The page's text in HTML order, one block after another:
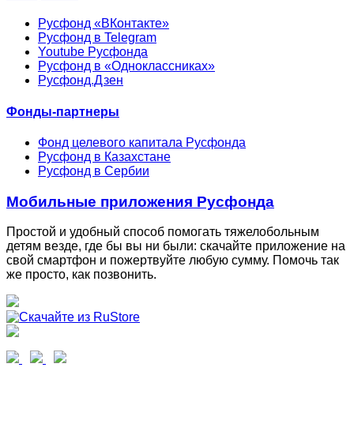
Русфонд «ВКонтакте»
Русфонд в Telegram
Youtube Русфонда
Русфонд в «Одноклассниках»
Русфонд.Дзен
Фонды-партнеры
Фонд целевого капитала Русфонда
Русфонд в Казахстане
Русфонд в Сербии
Мобильные приложения Русфонда
Простой и удобный способ помогать тяжелобольным
детям везде, где бы вы ни были: скачайте приложение на
свой смартфон и пожертвуйте любую сумму. Помочь так
же просто, как позвонить.